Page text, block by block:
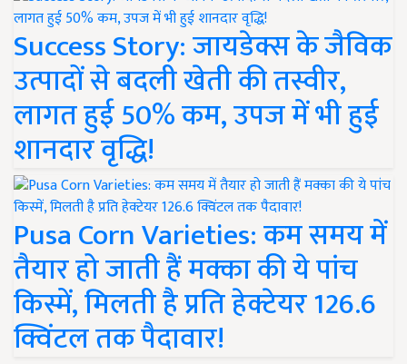
Success Story: जायडेक्स के जैविक
उत्पादों से बदली खेती की तस्वीर,
लागत हुई 50% कम, उपज में भी हुई
शानदार वृद्धि!
Pusa Corn Varieties: कम समय में
तैयार हो जाती हैं मक्का की ये पांच
किस्में, मिलती है प्रति हेक्टेयर 126.6
क्विंटल तक पैदावार!